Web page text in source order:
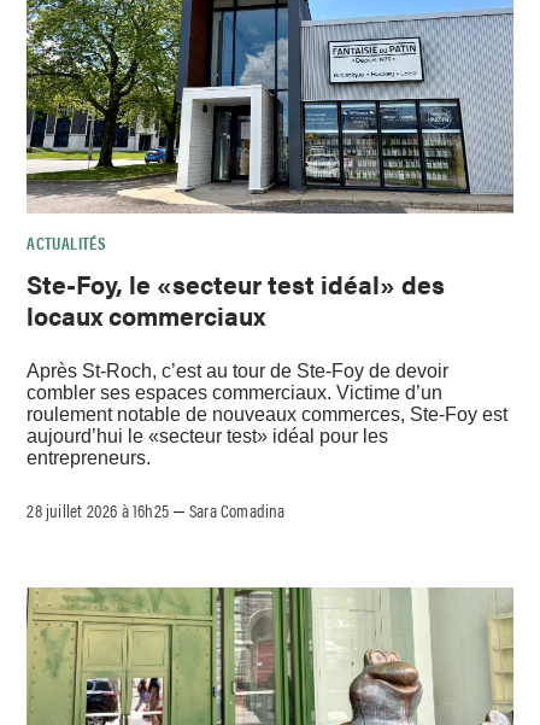
ACTUALITÉS
Ste-Foy, le «secteur test idéal» des
locaux commerciaux
Après St-Roch, c’est au tour de Ste-Foy de devoir
combler ses espaces commerciaux. Victime d’un
roulement notable de nouveaux commerces, Ste-Foy est
aujourd’hui le «secteur test» idéal pour les
entrepreneurs.
28 juillet 2026 à 16h25 –Sara Comadina